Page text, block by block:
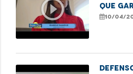
play_circle_outline
que
10/04/